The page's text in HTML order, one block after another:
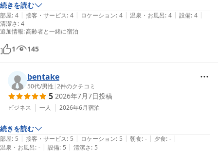
高齢の両親を伴って、慣れない環境で緊張と疲労を鑑み、湯船に足を伸
ばして入れることはリラックスにも繋がると考えました
お布団を３人分並べると手狭ではありますが、親子で川の字で寝れたこ
とは良い思い出となりました
基礎化粧品、歯ブラシセット等アメニティ類も充実していました（海外
皇居のお濠、三宅坂方面、国会議事堂、最高裁判所、遠くに東京タワ
ー、六本木ヒルズ等、東京の景色と夜景も楽しめました
ホテル内には美容室もあるので、婚礼、叙勲にも予約が取れれば利用が
可能なようです
叙勲は拝謁の解散場所が東京駅丸の内付近なので、こちらでお支度から
帰宅前のお着替え等が出来るとかなり便利だと思います
我が家は叙勲近くにホテルを予約したので、近隣でお支度と写真撮影を
続きを読む
部屋: 4 | 接客・サービス: 4 | ロケーション: 4 | 温泉・お風呂: 4 | 設備: 4 |
清潔さ: 4
追加情報:高齢者と一緒に宿泊
1 145
bentake
50代/男性 |2件のクチコミ
5 2026年7月7日投稿
ビジネス 一人 2026年6月宿泊
続きを読む
部屋: 5 | 接客・サービス: 5 | ロケーション: 5 | 朝食: - | 夕食: - |
温泉・お風呂: - | 設備: 5 | 清潔さ: 5